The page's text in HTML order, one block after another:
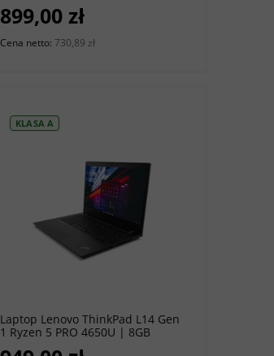
Windows 11 Pro [A]
899,00 zł
Cena netto: 730,89 zł
Laptop Lenovo ThinkPad L14 Gen
1 Ryzen 5 PRO 4650U | 8GB
KLASA A